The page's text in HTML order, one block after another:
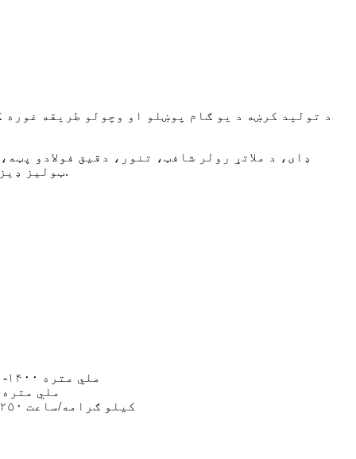
د تولید کرښه د یو ګام پوښلو او وچولو طریقه
ټولیز ډیزاین او پروسس کولو او تولید وړتیاو باندې تکیه کولو سره، اصلي برخې په خپلواکه توګه تولید او پروسس کیږي.
۱۰۰۰-۱۴۰۰ ملي متره
۰.۰۸ ملي متره
۲۰۰-۲۵۰ کیلو ګرامه/ساعت